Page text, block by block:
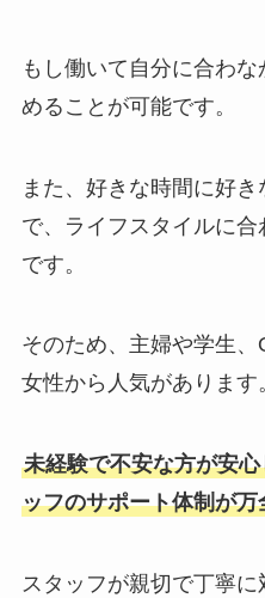
もし働いて自分に合わ
めることが可能です。
また、好きな時間に好
で、ライフスタイルに
です。
そのため、主婦や学生
女性から人気があります
未経験で不安な方が安
ッフのサポート体制が万
スタッフが親切で丁寧